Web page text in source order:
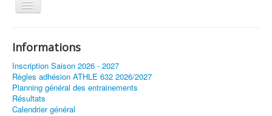
Basculer
la
Vous êtes ici :
Informations
Inscription Saison 2026 - 2027
Règles adhésion ATHLE 632 2026/2027
Planning général des entrainements
Résultats
Calendrier général